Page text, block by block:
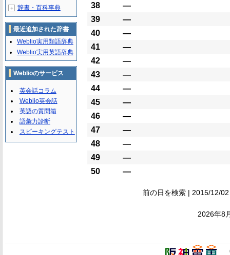
38
―
39
―
40
―
41
―
42
―
43
―
44
―
45
―
46
―
47
―
48
―
49
―
50
―
前の日を検索 | 2015/12/
2026年8
＋ 辞書・百科事典
最近追加された辞書
Weblio実用類語辞典
Weblio実用英語辞典
Weblioのサービス
英会話コラム
Weblio英会話
英語の質問箱
語彙力診断
スピーキングテスト